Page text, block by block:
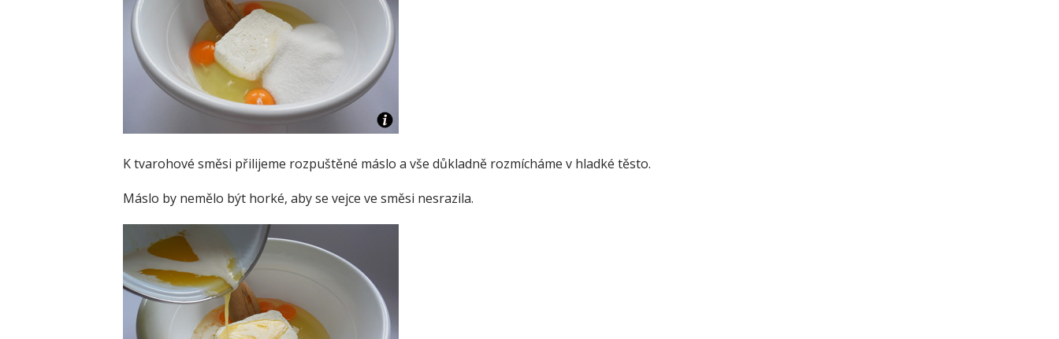
K tvarohové směsi přilijeme rozpuštěné máslo a vše důkladně rozmícháme v hladké těsto.
Máslo by nemělo být horké, aby se vejce ve směsi nesrazila.